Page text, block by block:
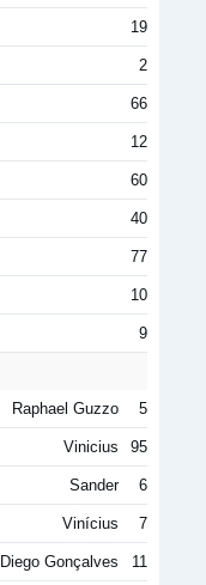
19
2
66
12
60
40
77
10
9
Raphael Guzzo 5
Vinicius 95
Sander 6
Vinícius 7
Diego Gonçalves 11